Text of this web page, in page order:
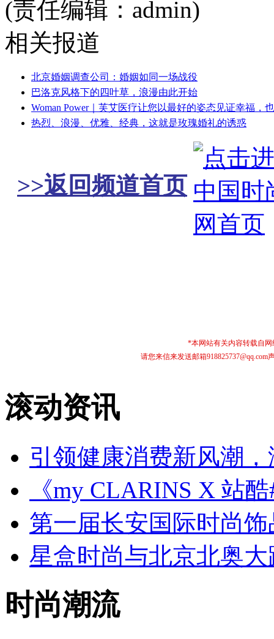
(责任编辑：admin)
相关报道
北京婚姻调查公司：婚姻如同一场战役
巴洛克风格下的四叶草，浪漫由此开始
Woman Power｜芙艾医疗让您以最好的姿态见证幸福，
热烈、浪漫、优雅、经典，这就是玫瑰婚礼的诱惑
>>返回频道首页
*本网站有关内容转载自
请您来信来发送邮箱
滚动资讯
引领健康消费新风潮
《my CLARINS X 站
第一届长安国际时尚
星盒时尚与北京北奥
时尚潮流